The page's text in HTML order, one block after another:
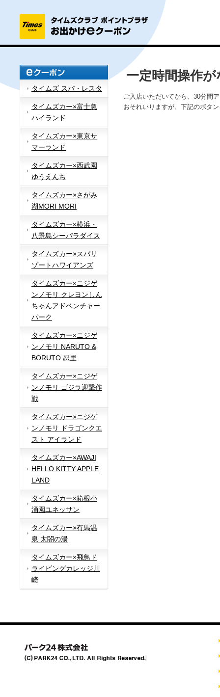
タイムズ スパ・レスタ
タイムズカー×富士急
ハイランド
タイムズカー×東京サ
マーランド
タイムズカー×西武園
ゆうえんち
タイムズカー×さがみ
湖MORI MORI
タイムズカー×横浜・
八景島シーパラダイス
タイムズカー×スパリ
ゾートハワイアンズ
タイムズカー×ニジゲ
ンノモリ クレヨンしん
ちゃんアドベンチャー
パーク
タイムズカー×ニジゲ
ンノモリ NARUTO &
BORUTO 忍里
タイムズカー×ニジゲ
ンノモリ ゴジラ迎撃作
戦
タイムズカー×ニジゲ
ンノモリ ドラゴンクエ
スト アイランド
タイムズカー×AWAJI
HELLO KITTY APPLE
LAND
タイムズカー×箱根小
涌園ユネッサン
タイムズカー×有馬温
泉 太閤の湯
タイムズカー×飛鳥ド
ライビングカレッジ川
崎
一定時間操作
ご入店いただいてから、30分間
おそれいりますが、下記のボタ